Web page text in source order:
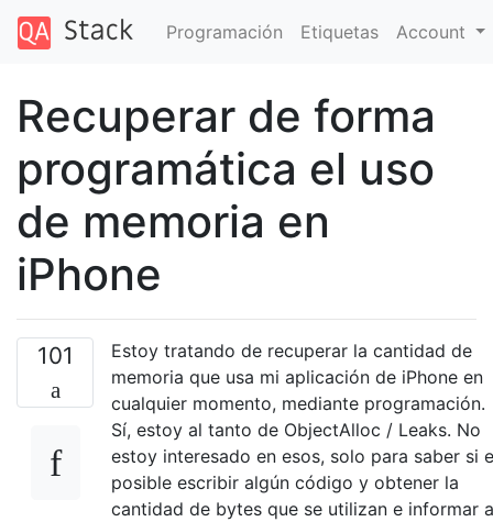
Programación Etiquetas Account
Recuperar de forma
programática el uso
de memoria en
iPhone
101
Estoy tratando de recuperar la cantidad de
memoria que usa mi aplicación de iPhone en
cualquier momento, mediante programación.
Sí, estoy al tanto de ObjectAlloc / Leaks. No
estoy interesado en esos, solo para saber si
posible escribir algún código y obtener la
cantidad de bytes que se utilizan e informar a